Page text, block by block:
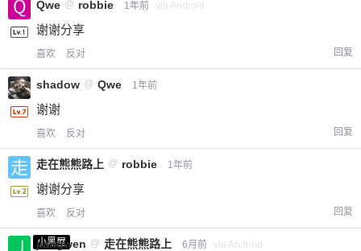
Qwe @ robbie 1年前 via Android
谢谢分享
喜欢 反对 回复
shadow @ Qwe 1年前
谢谢
喜欢 反对 回复
走在熊熊路上 @ robbie 1年前
谢谢分享
喜欢 反对 回复
小黑屋
jiangwen @ 走在熊熊路上 6月前 via Android